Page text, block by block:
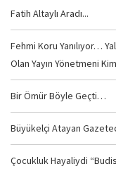
Fatih Altaylı Aradı...
Fehmi Koru Yanılıyor…
Olan Yayın Yönetmeni
Bir Ömür Böyle Geçti…
Büyükelçi Atayan
Çocukluk Hayaliydi